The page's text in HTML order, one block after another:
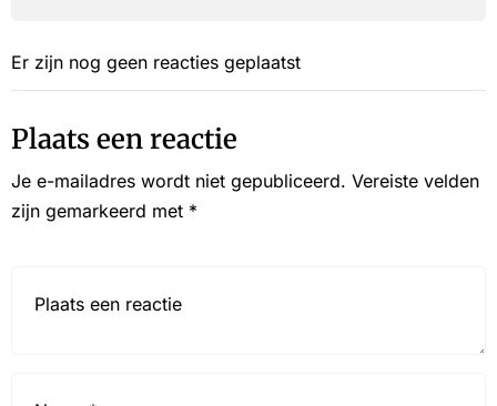
Er zijn nog geen reacties geplaatst
Plaats een reactie
Je e-mailadres wordt niet gepubliceerd. Vereiste velden
zijn gemarkeerd met *